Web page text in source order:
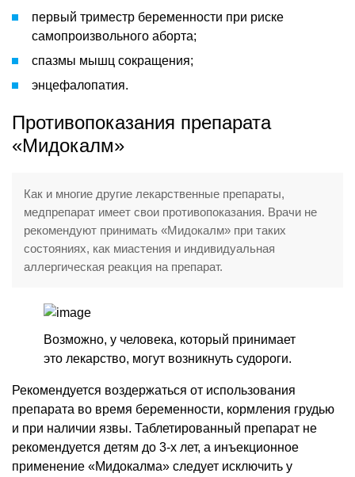
первый триместр беременности при риске
самопроизвольного аборта;
спазмы мышц сокращения;
энцефалопатия.
Противопоказания препарата
«Мидокалм»
Как и многие другие лекарственные препараты,
медпрепарат имеет свои противопоказания. Врачи не
рекомендуют принимать «Мидокалм» при таких
состояниях, как миастения и индивидуальная
аллергическая реакция на препарат.
Возможно, у человека, который принимает
это лекарство, могут возникнуть судороги.
Рекомендуется воздержаться от использования
препарата во время беременности, кормления грудью
и при наличии язвы. Таблетированный препарат не
рекомендуется детям до 3-х лет, а инъекционное
применение «Мидокалма» следует исключить у